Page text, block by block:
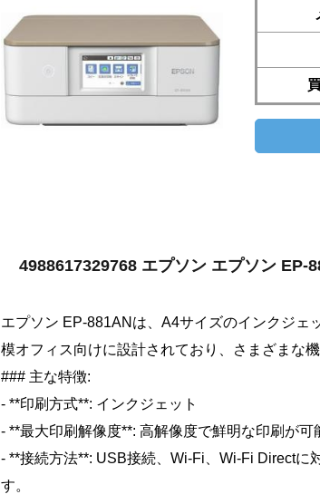
4988617329768 エプソン エプソン EP-
エプソン EP-881ANは、A4サイズのインクジェ
模オフィス向けに設計されており、さまざまな機
### 主な特徴:
- **印刷方式**: インクジェット
- **最大印刷解像度**: 高解像度で鮮明な印刷が可
- **接続方法**: USB接続、Wi-Fi、Wi-Fi Directに
す。